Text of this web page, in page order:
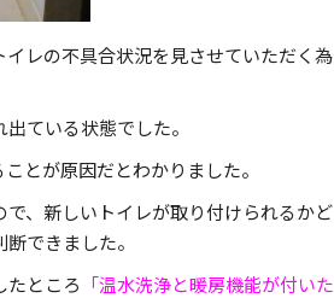
レの不具合状況を見させていただく為
ている状態でした。
とが原因だとわかりました。
、新しいトイレが取り付けられるかど
できました。
たところ 「温水洗浄と暖房機能が付いた